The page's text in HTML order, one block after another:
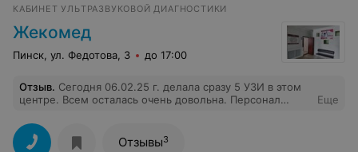
КАБИНЕТ УЛЬТРАЗВУКОВОЙ ДИАГНОСТИКИ
Жекомед
Пинск, ул. Федотова, 3 до 17:00
Отзыв. Сегодня 06.02.25 г. делала сразу 5 УЗИ в этом
центре. Всем осталась очень довольна. Персонал
Еще
Отзывы3